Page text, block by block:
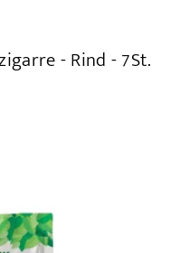
- Rind - 7St.